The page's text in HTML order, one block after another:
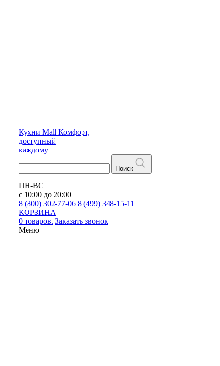
Кухни Mall Комфорт,
доступный
каждому
Поиск
ПН-ВС
с 10:00 до 20:00
8 (800) 302-77-06 8 (499) 348-15-11
КОРЗИНА
0 товаров. Заказать звонок
Меню